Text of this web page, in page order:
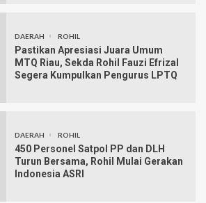
DAERAH ROHIL
Pastikan Apresiasi Juara Umum
MTQ Riau, Sekda Rohil Fauzi Efrizal
Segera Kumpulkan Pengurus LPTQ
DAERAH ROHIL
450 Personel Satpol PP dan DLH
Turun Bersama, Rohil Mulai Gerakan
Indonesia ASRI